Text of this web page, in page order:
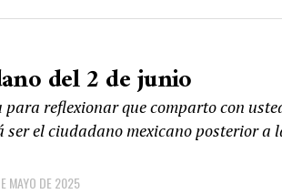
del 2 de junio
para reflexionar que comparto con
ser el ciudadano mexicano posterior a
MAYO DE 2025